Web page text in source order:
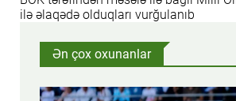
ilə əlaqədə olduqları vurğulanıb
Ən çox oxunanlar